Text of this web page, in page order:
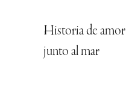
Historia de amor
junto al mar